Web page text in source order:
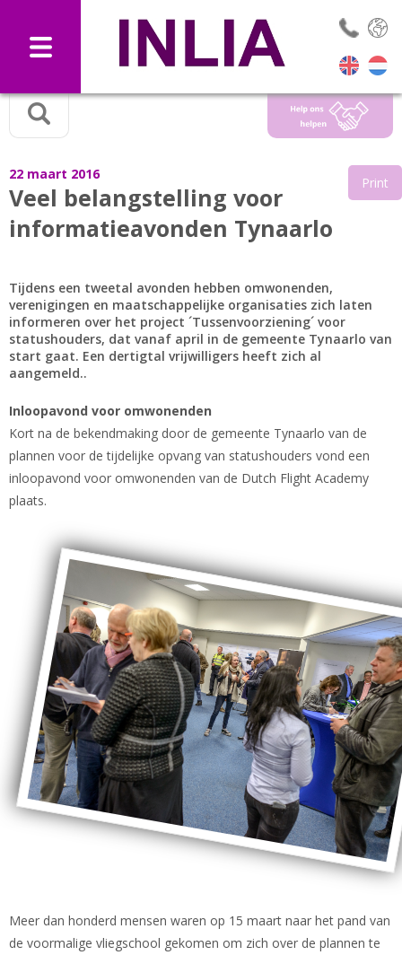
22 maart 2016
Veel belangstelling voor
informatieavonden Tynaarlo
Print
Tijdens een tweetal avonden hebben omwonenden,
verenigingen en maatschappelijke organisaties zich laten
informeren over het project ´Tussenvoorziening´ voor
statushouders, dat vanaf april in de gemeente Tynaarlo van
start gaat. Een dertigtal vrijwilligers heeft zich al
aangemeld..
Inloopavond voor omwonenden
Kort na de bekendmaking door de gemeente Tynaarlo van de
plannen voor de tijdelijke opvang van statushouders vond een
inloopavond voor omwonenden van de Dutch Flight Academy
plaats.
Meer dan honderd mensen waren op 15 maart naar het pand van
de voormalige vliegschool gekomen om zich over de plannen te